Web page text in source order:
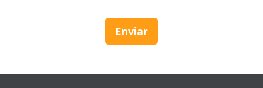
Enviar